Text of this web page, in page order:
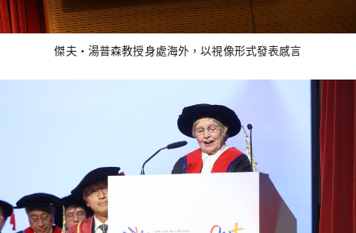
傑夫‧湯普森教授身處海外，以視像形式發表感言